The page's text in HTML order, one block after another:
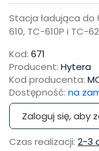
Stacja ładująca do
610, TC-610P i TC-
Kod: 671
Producent: Hytera
Kod producenta:
Dostępność: na
Zaloguj się, aby
Czas realizacji: 2-3